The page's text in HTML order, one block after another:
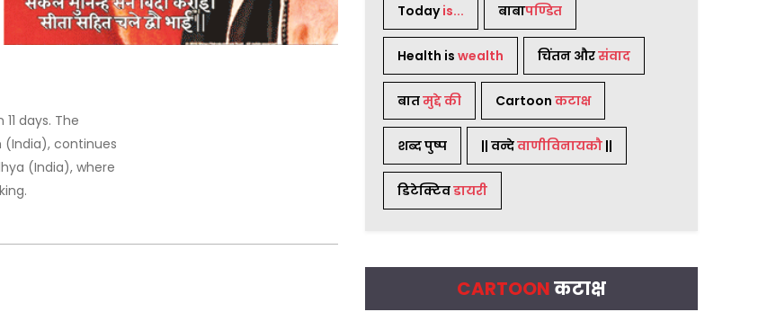
days. The
(India), continues
(India), where
Todayis... बाबापण्डित
Health is wealth चिंतन औरसंवाद
बातमुद्दे की Cartoon कटाक्ष
शब्द पुष्प || वन्देवाणीविनायकौ ||
डिटेक्टिवडायरी
CARTOONकटाक्ष